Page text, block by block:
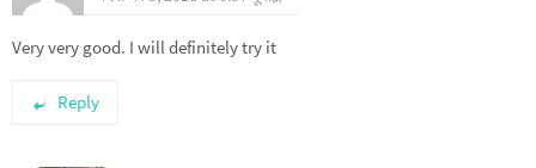
Very very good. I will definitely try it
Reply